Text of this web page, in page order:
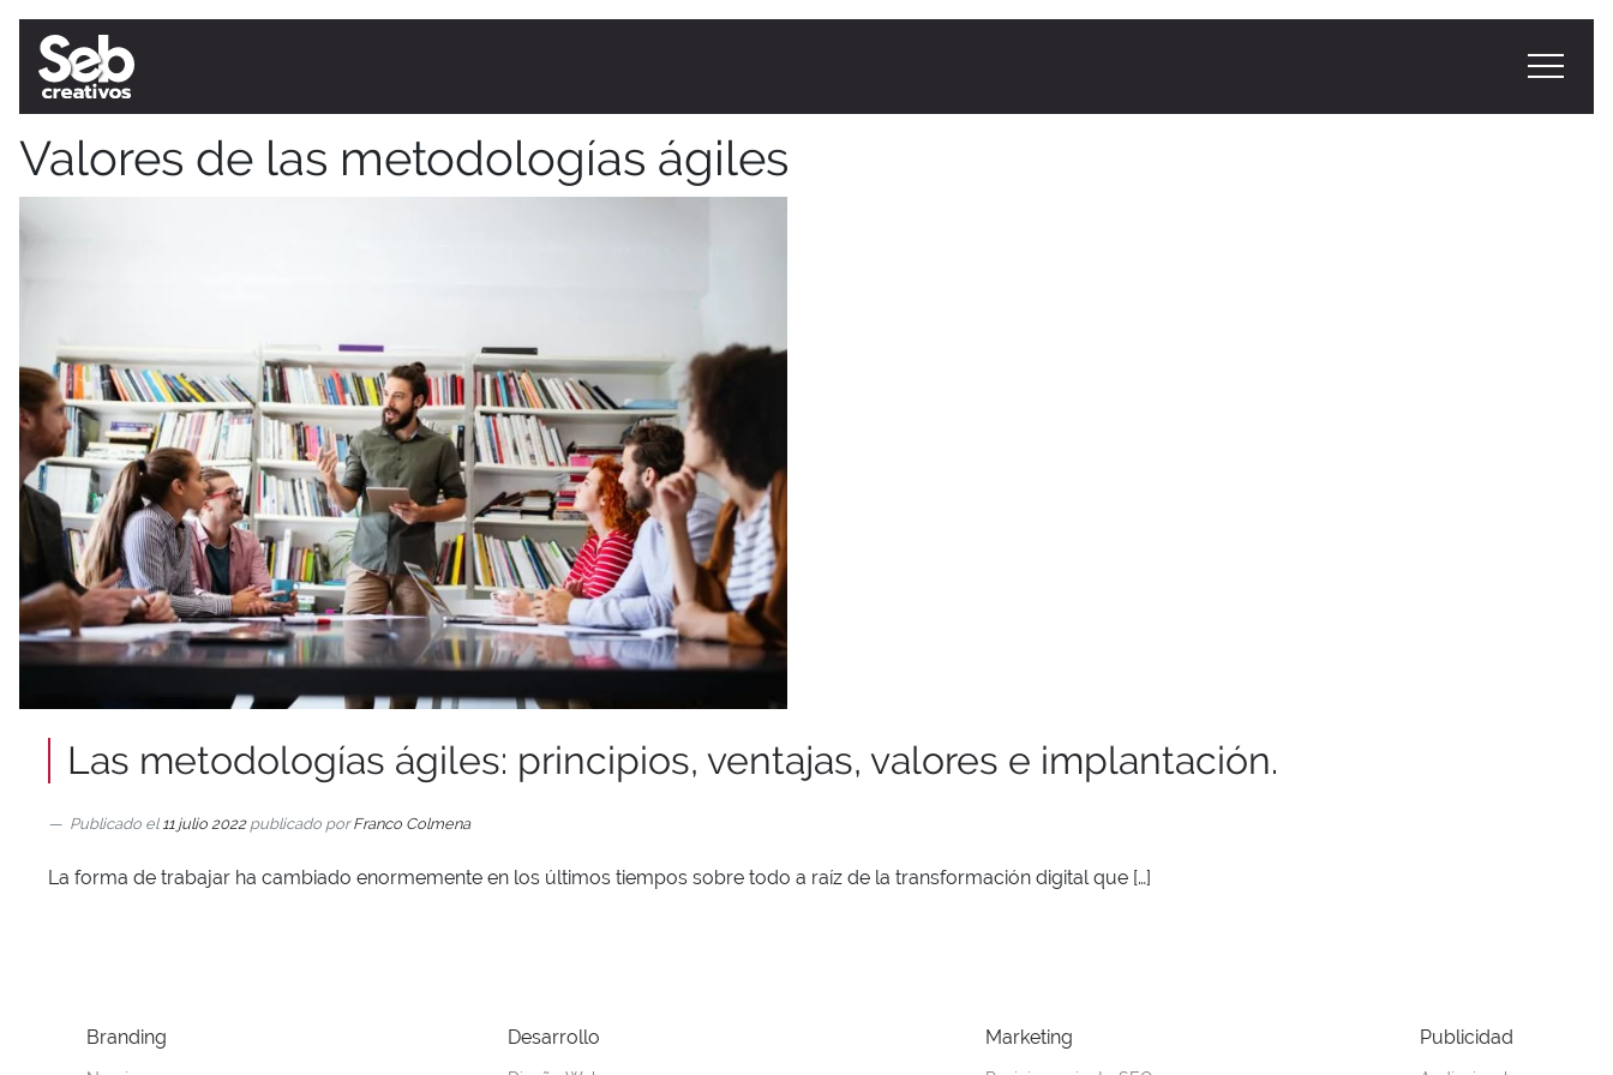
Valores de las metodologías ágiles
Las metodologías ágiles: principios, ventajas, valores e implantación.
Publicado el 11 julio 2022publicado por Franco Colmena
La forma de trabajar ha cambiado enormemente en los últimos tiempos sobre todo a raíz de la transformación digital que […]
Branding Desarrollo Marketing Publicidad